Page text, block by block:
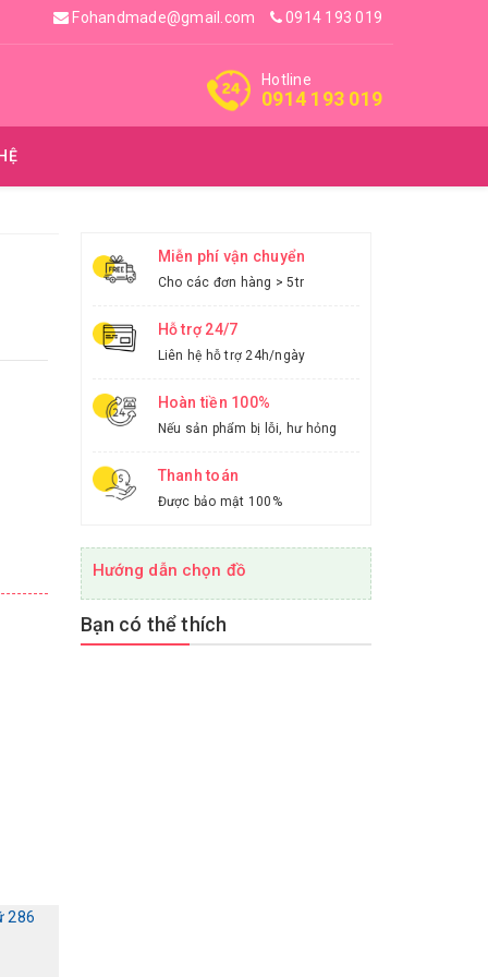
Fohandmade@gmail.com 0914 193 019
Hotline
0914 193 019
Miễn phí vận chuyển
Cho các đơn hàng > 5tr
Hỗ trợ 24/7
Liên hệ hỗ trợ 24h/ngày
Hoàn tiền 100%
Nếu sản phẩm bị lỗi, hư hỏng
Thanh toán
Được bảo mật 100%
Hướng dẫn chọn đồ
Bạn có thể thích